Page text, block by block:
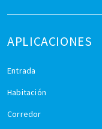
APLICACIONES
Entrada
Habitación
Corredor